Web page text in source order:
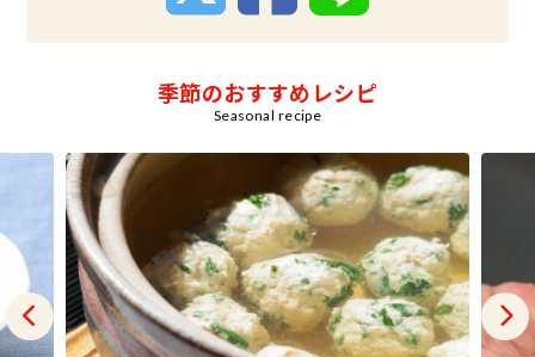
季節のおすすめレシピ
Seasonal recipe